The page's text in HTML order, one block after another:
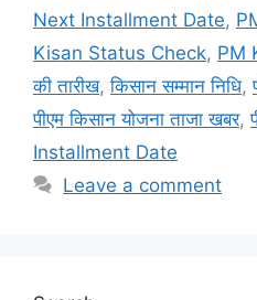
Next Installment Date,
Kisan Status Check, PM
की तारीख,किसान सम्मान निधि,
पीएम किसान योजना ताजा खबर,
Installment Date
Leave a comment